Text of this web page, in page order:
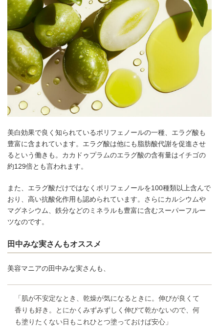
美白効果で良く知られているポリフェノールの一種、エラグ酸も
豊富に含まれています。エラグ酸は他にも脂肪酸代謝を促進させ
るという働きも。カカドゥプラムのエラグ酸の含有量はイチゴの
約129倍とも言われます。
また、エラグ酸だけではなくポリフェノールを100種類以上含んで
おり、高い抗酸化作用も認められています。さらにカルシウムや
マグネシウム、鉄分などのミネラルも豊富に含むスーパーフルー
ツなのです。
田中みな実さんもオススメ
美容マニアの田中みな実さんも、
「肌が不安定なとき、乾燥が気になるときに。伸びが良くて
香りも好き。とにかくみずみずしく伸びて乾かないので、何
も塗りたくない日もこれひとつ塗っておけば安心」